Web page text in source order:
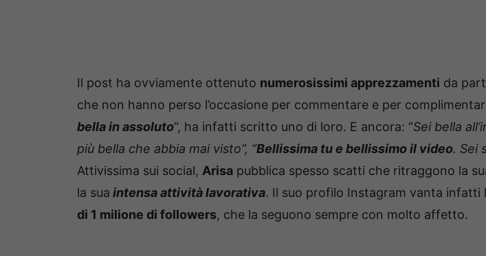
Il post ha ovviamente ottenuto numerosissimi apprezzamenti da
che non hanno perso l’occasione per commentare e per
bella in assoluto“, ha infatti scritto uno di loro. E ancora: “Sei bella
più bella che abbia mai visto”, “Bellissima tu e bellissimo il video. Sei
Attivissima sui social, Arisa pubblica spesso scatti che ritraggono la
la sua intensa attività lavorativa. Il suo profilo Instagram vanta infatti
di 1 milione di followers, che la seguono sempre con molto affetto.